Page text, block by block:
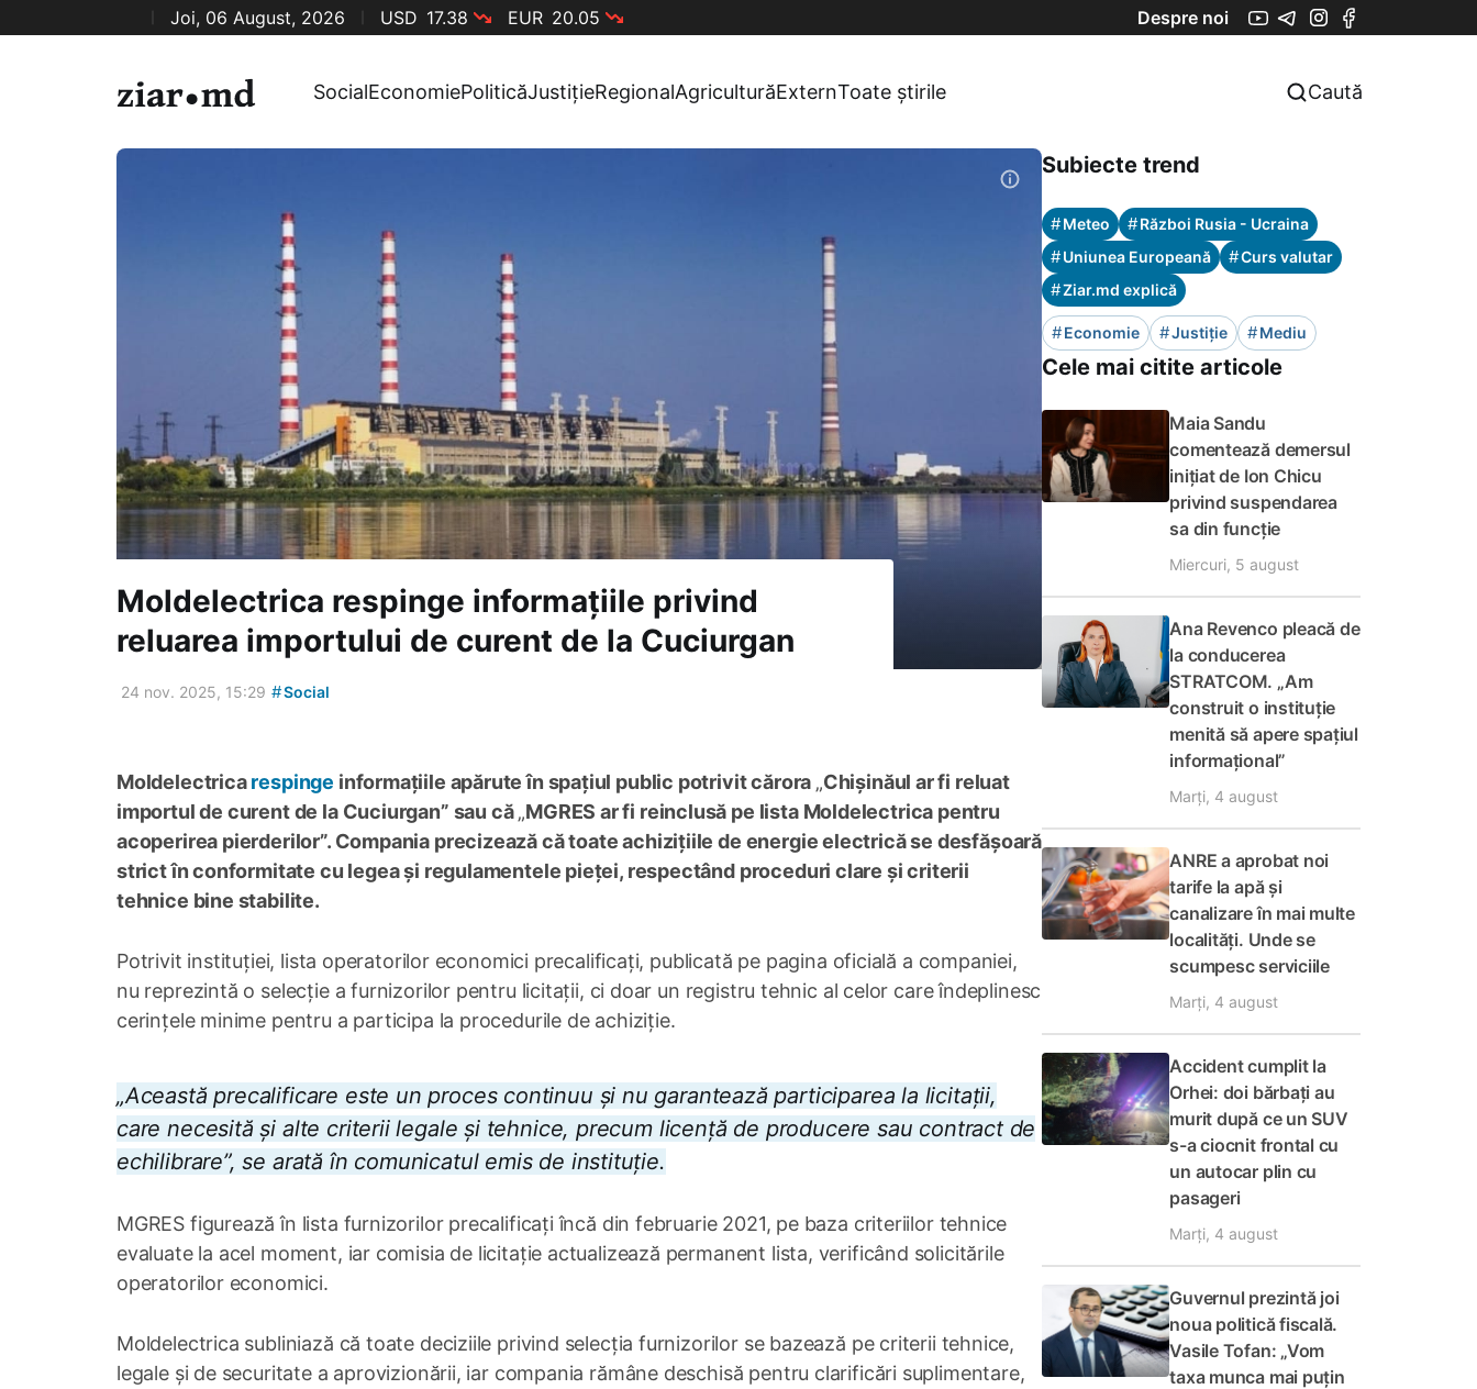
Joi, 06 August, 2026 USD 17.38 EUR 20.05 Despre noi
SocialEconomiePoliticăJustițieRegionalAgriculturăExternToate știrile Caută
Moldelectrica respinge informațiile privind
reluarea importului de curent de la Cuciurgan
24 nov. 2025, 15:29 #Social
Moldelectricarespinge informațiile apărute în spațiul public potrivit cărora „Chișinăul ar fi reluat
importul de curent de la Cuciurgan” sau că„MGRES ar fi reinclusă pe lista Moldelectrica pentru
acoperirea pierderilor”. Compania precizează că toate achizițiile de energie electrică se desfășoară
strict în conformitate cu legea și regulamentele pieței, respectând proceduri clare și criterii
tehnice bine stabilite.
Potrivit instituției, lista operatorilor economici precalificați, publicată pe pagina oficială a companiei,
nu reprezintă o selecție a furnizorilor pentru licitații, ci doar un registru tehnic al celor care îndeplinesc
cerințele minime pentru a participa la procedurile de achiziție.
„Această precalificare este un proces continuu și nu garantează participarea la licitații,
care necesită și alte criterii legale și tehnice, precum licență de producere sau contract de
echilibrare”, se arată în comunicatul emis de instituție.
MGRES figurează în lista furnizorilor precalificați încă din februarie 2021, pe baza criteriilor tehnice
evaluate la acel moment, iar comisia de licitație actualizează permanent lista, verificând solicitările
operatorilor economici.
Moldelectrica subliniază că toate deciziile privind selecția furnizorilor se bazează pe criterii tehnice,
legale și de securitate a aprovizionării, iar compania rămâne deschisă pentru clarificări suplimentare,
Subiecte trend
#Meteo #Război Rusia - Ucraina
#Uniunea Europeană #Curs valutar
#Ziar.md explică
#Economie #Justiție #Mediu
Cele mai citite articole
Maia Sandu
comentează demersul
inițiat de Ion Chicu
privind suspendarea
sa din funcție
Miercuri, 5 august
Ana Revenco pleacă de
la conducerea
STRATCOM. „Am
construit o instituție
menită să apere spațiul
informațional”
Marți, 4 august
ANRE a aprobat noi
tarife la apă și
canalizare în mai multe
localități. Unde se
scumpesc serviciile
Marți, 4 august
Accident cumplit la
Orhei: doi bărbați au
murit după ce un SUV
s-a ciocnit frontal cu
un autocar plin cu
pasageri
Marți, 4 august
Guvernul prezintă joi
noua politică fiscală.
Vasile Tofan: „Vom
taxa munca mai puțin